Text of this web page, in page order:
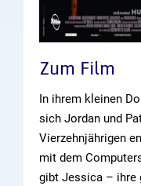
Zum Film
In ihrem kleinen
sich Jordan und
Vierzehnjährigen
mit dem
gibt Jessica – ihre